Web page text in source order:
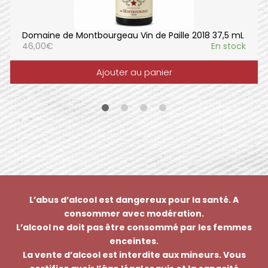
Domaine de Montbourgeau Vin de Paille 2018 37,5 mL
46,00€ En stock
Ajouter au panier
L’abus d’alcool est dangereux pour la santé. A
consommer avec modération.
L’alcool ne doit pas être consommé par les femmes
enceintes.
La vente d’alcool est interdite aux mineurs. Vous